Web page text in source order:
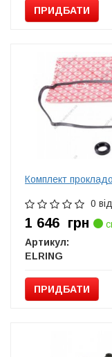
ПРИДБАТИ
Комплект
0
1 646 грн
Артикул:
ELRING
ПРИДБАТИ